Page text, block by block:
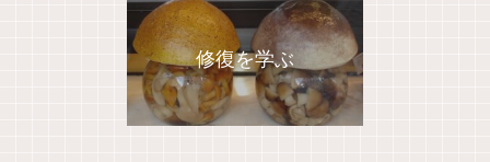
修復を学ぶ